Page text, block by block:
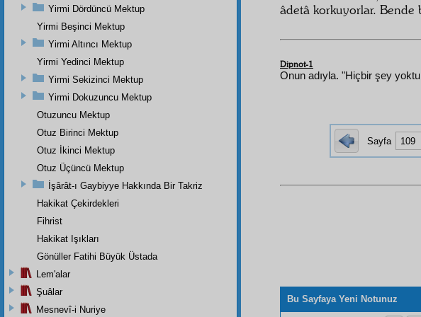
âdetâ korkuyorlar. Bende
Dipnot-1
Onun adıyla. "Hiçbir şey
Sayfa
Bu Sayfaya Yeni Notunuz
Yirmi Dördüncü Mektup
Yirmi Beşinci Mektup
Yirmi Altıncı Mektup
Yirmi Yedinci Mektup
Yirmi Sekizinci Mektup
Yirmi Dokuzuncu Mektup
Otuzuncu Mektup
Otuz Birinci Mektup
Otuz İkinci Mektup
Otuz Üçüncü Mektup
İşârât-ı Gaybiyye Hakkında Bir Takriz
Hakikat Çekirdekleri
Fihrist
Hakikat Işıkları
Gönüller Fatihi Büyük Üstada
Lem'alar
Şuâlar
Mesnevî-i Nuriye